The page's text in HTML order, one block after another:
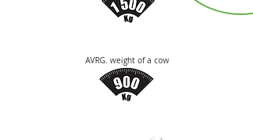
AVRG. weight of a cow